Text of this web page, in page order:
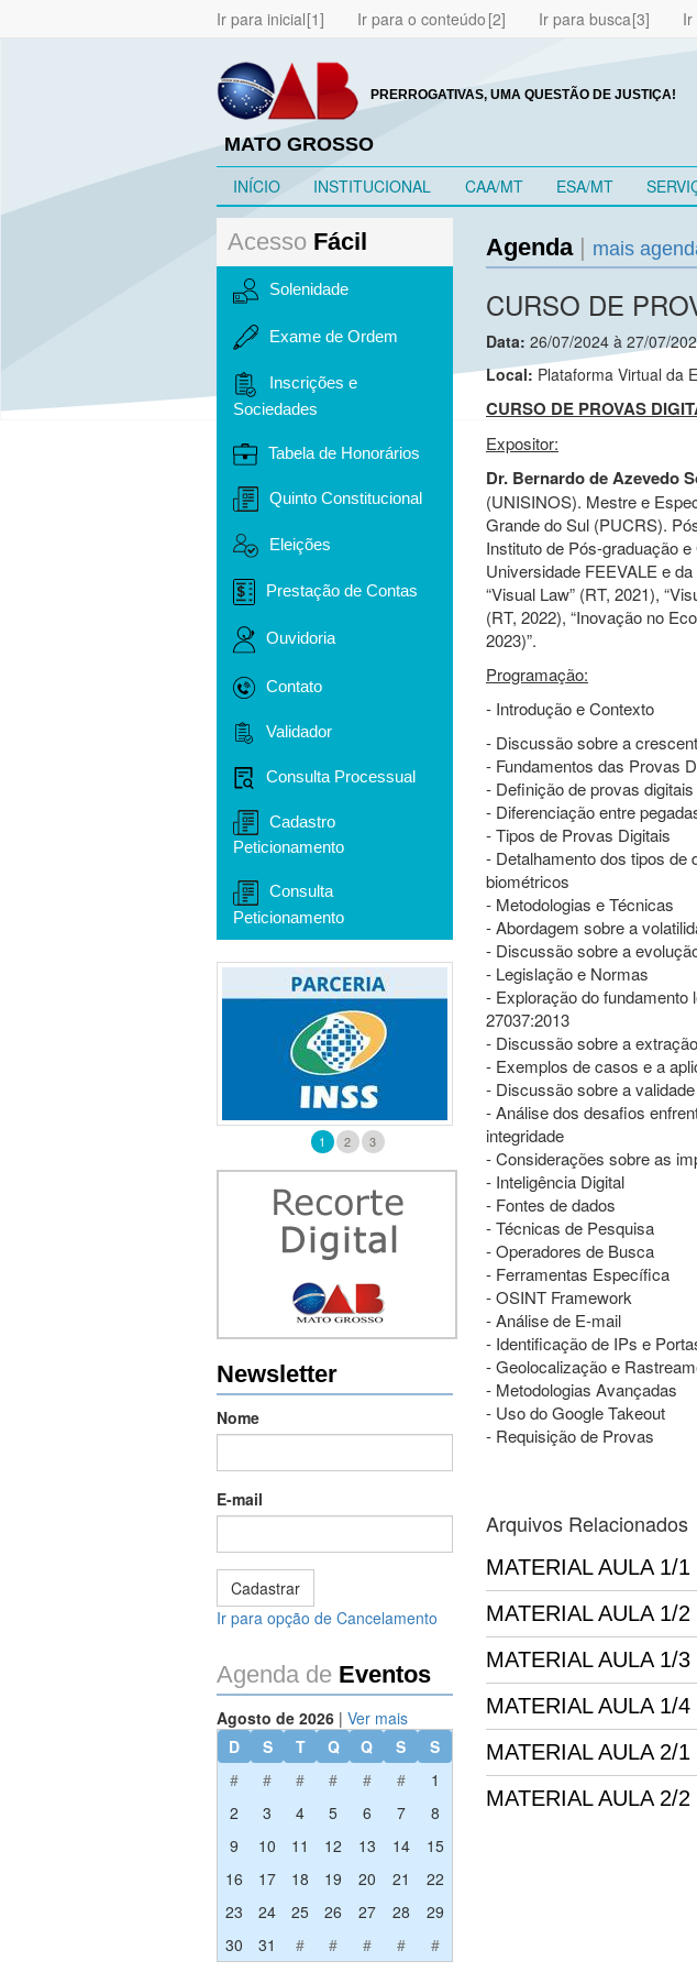
Ir para inicial Ir para o conteúdo Ir para busca Ir
PRERROGATIVAS, UMA QUESTÃO DE JUSTIÇA!
MATO GROSSO
INÍCIO INSTITUCIONAL CAA/MT ESA/MT
Acesso Fácil
Solenidade
Exame de Ordem
Inscrições e
Sociedades
Tabela de Honorários
Quinto Constitucional
Eleições
Prestação de Contas
Ouvidoria
Contato
Validador
Consulta Processual
Cadastro
Peticionamento
Consulta
Peticionamento
1 2 3
Newsletter
Nome
E-mail
Ir para opção de Cancelamento
Agenda de Eventos
Agosto de 2026 | Ver mais
D
S T Q Q S
S
#
# # # # #
1
2
3 4 5 6 7
8
9
10 11 12 13 14
15
16
17 18 19 20 21
22
23
24 25 26 27 28
29
30
31 # # # # #
Agenda| mais
CURSO DE
Data: 26/07/2024 à 27/07/
Local: Plataforma Virtual da
CURSO DE PROVAS
Expositor:
Dr. Bernardo de Azevedo
(UNISINOS). Mestre e
Grande do Sul (PUCRS).
Instituto de Pós-graduação
Universidade FEEVALE e
“Visual Law” (RT, 2021),
(RT, 2022), “Inovação no
2023)”.
Programação:
- Introdução e Contexto
- Discussão sobre a
- Fundamentos das Provas
- Definição de provas
- Diferenciação entre
- Tipos de Provas Digitais
- Detalhamento dos tipos de
biométricos
- Metodologias e Técnicas
- Abordagem sobre a
- Discussão sobre a
- Legislação e Normas
- Exploração do fundamento
27037:2013
- Discussão sobre a
- Exemplos de casos e a
- Discussão sobre a
- Análise dos desafios
integridade
- Considerações sobre as
- Inteligência Digital
- Fontes de dados
- Técnicas de Pesquisa
- Operadores de Busca
- Ferramentas Específica
- OSINT Framework
- Análise de E-mail
- Identificação de IPs e
- Geolocalização e
- Metodologias Avançadas
- Uso do Google Takeout
- Requisição de Provas
Arquivos Relacionados
MATERIAL AULA 1/1
MATERIAL AULA 1/2
MATERIAL AULA 1/3
MATERIAL AULA 1/4
MATERIAL AULA 2/1
MATERIAL AULA 2/2